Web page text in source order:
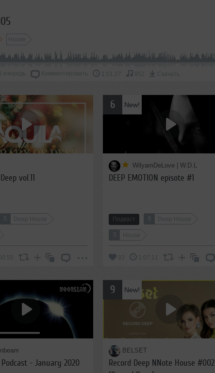
мелодичный
машине точно до дыр с флешки
House
В очередь Комментировать 1:01:27 952 Скачать
vol.11
5 Deep House
6 New!
WilyamDeLove | W.D.L
DEEP EMOTION episote #1
Подкаст 6 Deep House
5 House
93 1:07:11
- January 2020
9 New!
BELSET
Record Deep NNote House #002